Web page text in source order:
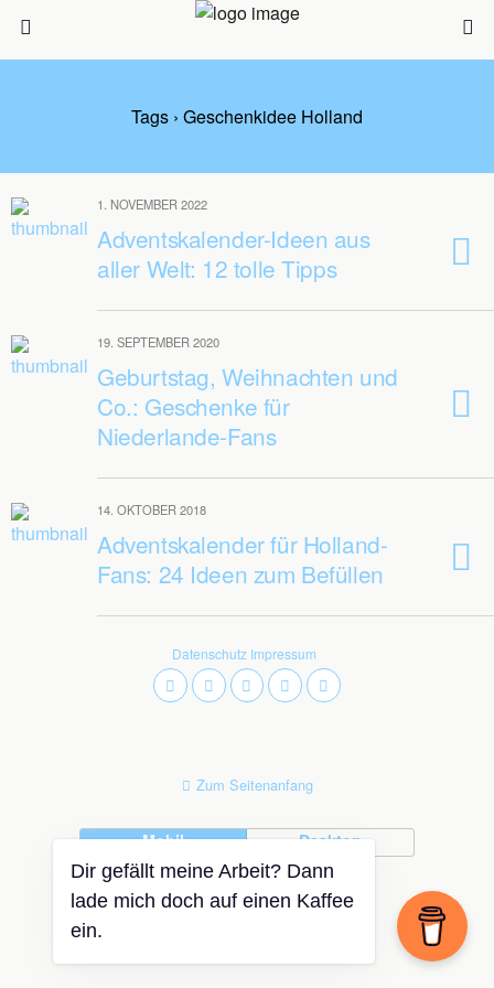
Tags › Geschenkidee Holland
1. NOVEMBER 2022
Adventskalender-Ideen aus
aller Welt: 12 tolle Tipps
19. SEPTEMBER 2020
Geburtstag, Weihnachten und
Co.: Geschenke für
Niederlande-Fans
14. OKTOBER 2018
Adventskalender für Holland-
Fans: 24 Ideen zum Befüllen
Datenschutz Impressum
Zum Seitenanfang
Mobil
Desktop
Dir gefällt meine Arbeit? Dann
lade mich doch auf einen Kaffee
ein.